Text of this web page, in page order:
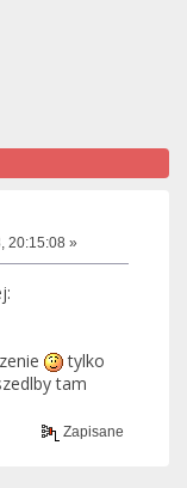
20:15:08 »
tylko
tam
Zapisane